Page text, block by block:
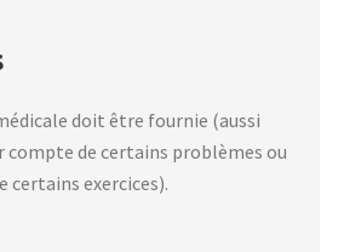
doit être fournie (aussi
compte de certains problèmes ou
exercices).